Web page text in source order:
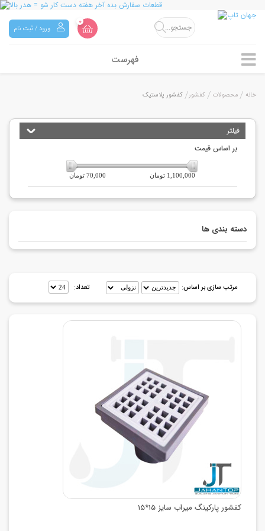
0
ورود / ثبت نام
فهرست
خانه محصولات کفشور کفشور پلاستیک
فیلتر
بر اساس قیمت
1,100,000 تومان 70,000 تومان
دسته بندی ها
مرتب سازی بر اساس: تعداد:
کفشور پارکینگ میراب سایز 15*15